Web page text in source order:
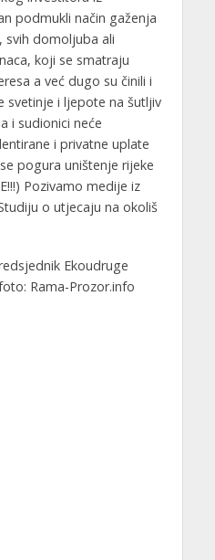
podmukli način gaženja
svih domoljuba ali
koji se smatraju
a već dugo su činili i
svetinje i ljepote na šutljiv
i sudionici neće
i privatne uplate
pogura uništenje rijeke
Pozivamo medije iz
o utjecaju na okoliš
Ekoudruge
Rama-Prozor.info